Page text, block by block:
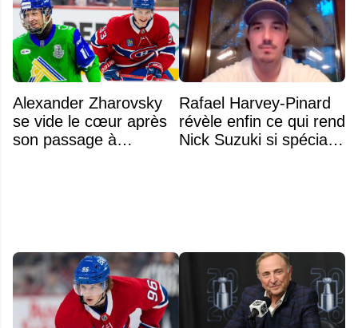
Alexander Zharovsky
se vide le cœur après
son passage à
Rafael Harvey-Pinard
révèle enfin ce qui rend
Nick Suzuki si spécial